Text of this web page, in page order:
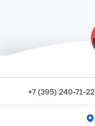
+7 (395) 240-71-22